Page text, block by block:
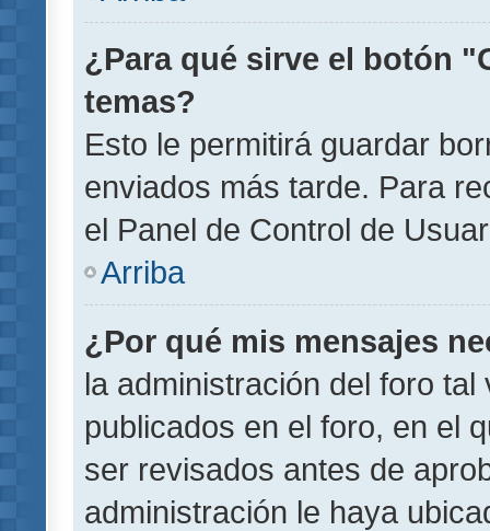
¿Para qué sirve el botón
temas?
Esto le permitirá guardar
enviados más tarde. Para
el Panel de Control de
Arriba
¿Por qué mis mensajes
la administración del foro
publicados en el foro, en el
ser revisados antes de
administración le haya